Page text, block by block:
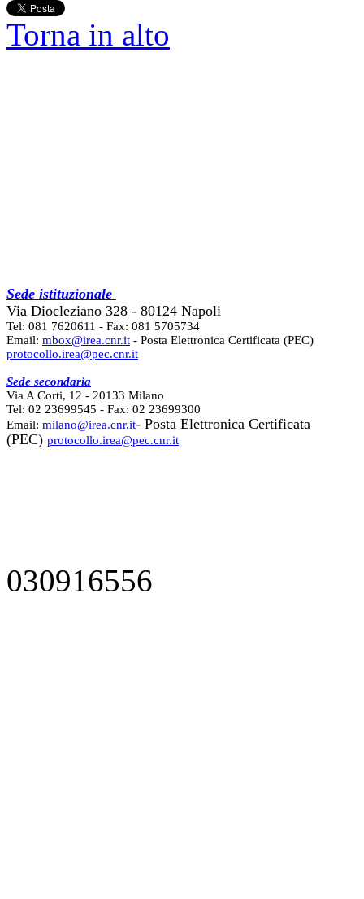
Torna in alto
Sede istituzionale
Via Diocleziano 328 - 80124 Napoli
Tel: 081 7620611 - Fax: 081 5705734
Email: mbox@irea.cnr.it - Posta Elettronica Certificata (PEC)
protocollo.irea@pec.cnr.it
Sede secondaria
Via A Corti, 12 - 20133 Milano
Tel: 02 23699545 - Fax: 02 23699300
Email: milano@irea.cnr.it- Posta Elettronica Certificata
(PEC) protocollo.irea@pec.cnr.it
030916556